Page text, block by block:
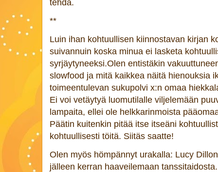
tehdä.
**
Luin ihan kohtuullisen kiinnostavan kirjan
suivannuin koska minua ei lasketa
syrjäytyneeksi.Olen entistäkin
slowfood ja mitä kaikkea näitä hienouksia
toimeentulevan sukupolvi x:n omaa
Ei voi vetäytyä luomutilalle viljelemään
lampaita, ellei ole helkkarinmoista
Päätin kuitenkin pitää itse itseäni
kohtuullisesti töitä. Siitäs saatte!
Olen myös hömpännyt urakalla: Lucy
jälleen kerran haaveilemaan